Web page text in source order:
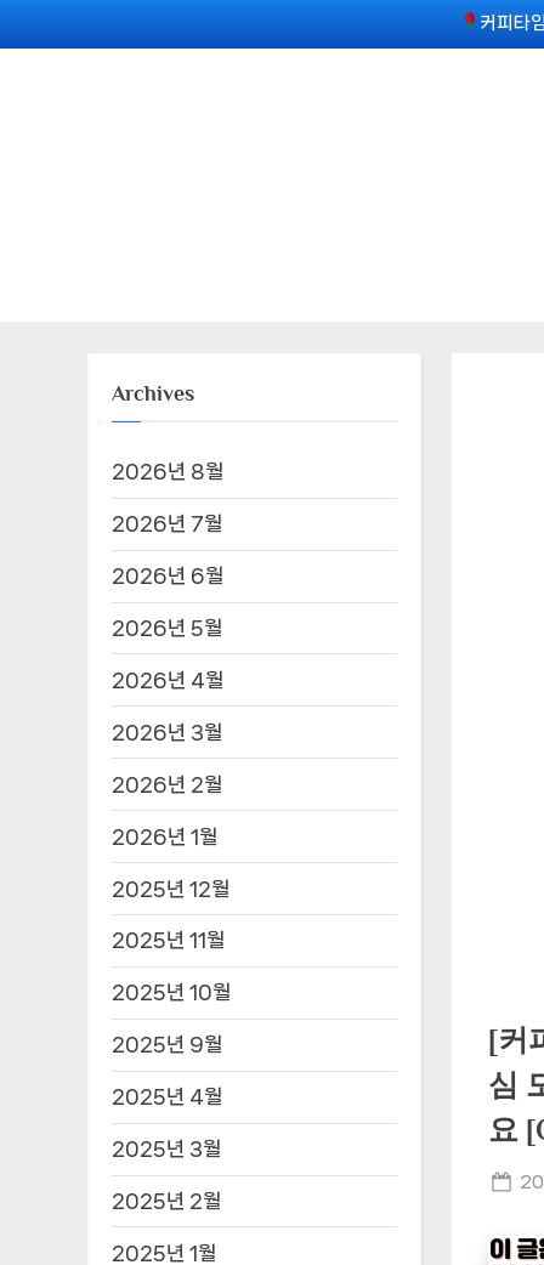
to
커피타
[커
심
요
Archives
2026년 8월
2026년 7월
2026년 6월
2026년 5월
2026년 4월
2026년 3월
2026년 2월
2026년 1월
2025년 12월
2025년 11월
2025년 10월
2025년 9월
2025년 4월
2025년 3월
2025년 2월
2025년 1월